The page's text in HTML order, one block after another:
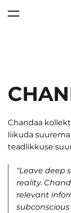
lisati ostukorvi.
Chandaa
liikuda
teadlikkuse
"Leave deep
reality.
relevant